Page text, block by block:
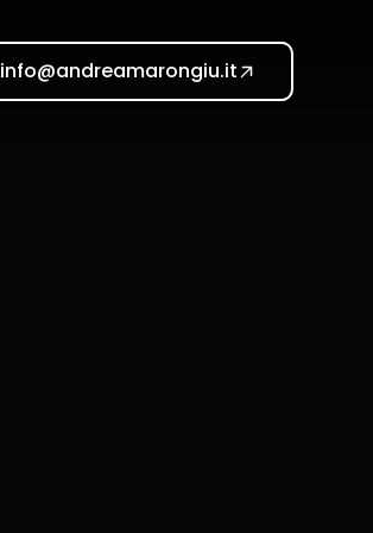
info@andreamarongiu.it